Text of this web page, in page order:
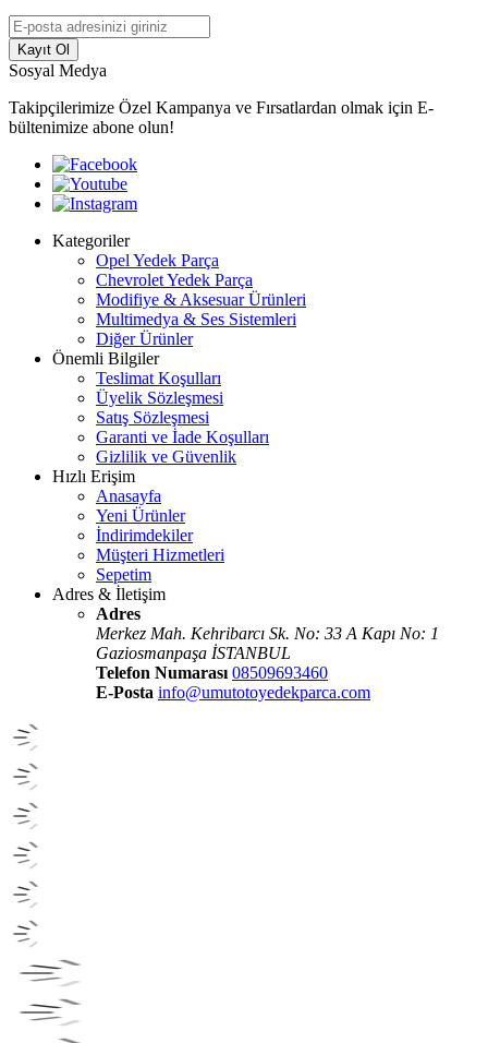
Kayıt Ol
Sosyal Medya
Takipçilerimize Özel Kampanya ve Fırsatlardan olmak için E-
bültenimize abone olun!
Kategoriler
Opel Yedek Parça
Chevrolet Yedek Parça
Modifiye & Aksesuar Ürünleri
Multimedya & Ses Sistemleri
Diğer Ürünler
Önemli Bilgiler
Teslimat Koşulları
Üyelik Sözleşmesi
Satış Sözleşmesi
Garanti ve İade Koşulları
Gizlilik ve Güvenlik
Hızlı Erişim
Anasayfa
Yeni Ürünler
İndirimdekiler
Müşteri Hizmetleri
Sepetim
Adres & İletişim
Adres
Merkez Mah. Kehribarcı Sk. No: 33 A Kapı No: 1
Gaziosmanpaşa İSTANBUL
Telefon Numarası 08509693460
E-Posta info@umutotoyedekparca.com